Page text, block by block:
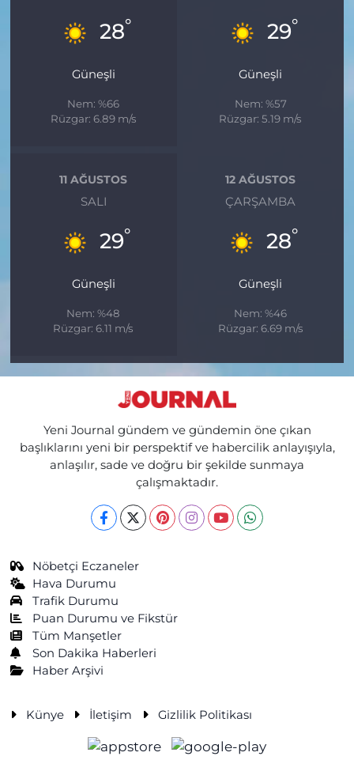
28°
Güneşli
Nem: %66
Rüzgar: 6.89 m/s
29°
Güneşli
Nem: %57
Rüzgar: 5.19 m/s
11 AĞUSTOS
SALI
29°
Güneşli
Nem: %48
Rüzgar: 6.11 m/s
12 AĞUSTOS
ÇARŞAMBA
28°
Güneşli
Nem: %46
Rüzgar: 6.69 m/s
Yeni Journal gündem ve gündemin öne çıkan
başlıklarını yeni bir perspektif ve habercilik anlayışıyla,
anlaşılır, sade ve doğru bir şekilde sunmaya
çalışmaktadır.
Nöbetçi Eczaneler
Hava Durumu
Trafik Durumu
Puan Durumu ve Fikstür
Tüm Manşetler
Son Dakika Haberleri
Haber Arşivi
Künye İletişim Gizlilik Politikası